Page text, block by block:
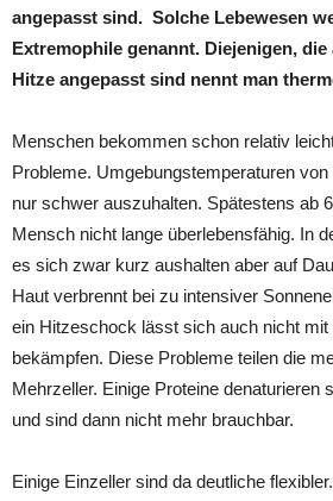
angepasst sind. Solche Lebewesen
Extremophile genannt. Diejenigen, die
Hitze angepasst sind nennt man
Menschen bekommen schon relativ
Probleme. Umgebungstemperaturen von
nur schwer auszuhalten. Spätestens ab
Mensch nicht lange überlebensfähig. In
es sich zwar kurz aushalten aber auf
Haut verbrennt bei zu intensiver
ein Hitzeschock lässt sich auch nicht mit
bekämpfen. Diese Probleme teilen die
Mehrzeller. Einige Proteine denaturieren
und sind dann nicht mehr brauchbar.
Einige Einzeller sind da deutliche